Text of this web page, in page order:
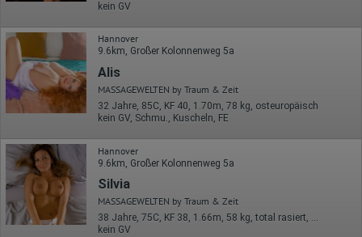
verarbeiteten Daten pseudonyme Nutzungsprofile der Nutzer
erstellt werden. Diese Informationen wird Google gegebenenfalls
auch an Dritte übertragen, sofern dies gesetzlich
vorgeschrieben wird oder, soweit Dritte diese Daten im Auftrag
von Google verarbeiten. Die IP-Adresse der Nutzer wird von
Google innerhalb von Mitgliedstaaten der Europäischen Union
oder in anderen Vertragsstaaten des Abkommens über den
Europäischen Wirtschaftsraum gekürzt, dies bedeutet, dass alle
Daten anonym erhoben werden. Nur in Ausnahmefällen wird die
übertragen und dort gekürzt. Die von dem Browser des Nutzers
übermittelte IP-Adresse wird nicht mit anderen Daten von Google
zusammengeführt.
Erhobene Informationen zum Besucherverhalten sind folgende:
Herkunft (Land und Stadt)
kein GV
Hannover
9.6km, Großer Kolonnenweg 5a
Alis
MASSAGEWELTEN by Traum & Zeit
32 Jahre, 85C, KF 40, 1.70m, 78 kg, osteuropäisch
kein GV, Schmu., Kuscheln, FE
Hannover
9.6km, Großer Kolonnenweg 5a
Silvia
MASSAGEWELTEN by Traum & Zeit
38 Jahre, 75C, KF 38, 1.66m, 58 kg, total rasiert, osteuropäisch
kein GV